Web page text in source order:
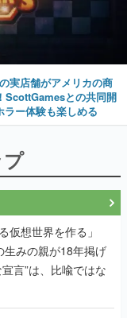
実店舗がアメリカの商
ScottGamesとの共同開
ー体験も楽しめる
仮想世界を作る」
みの親が18年掲げ
言”は、比喩ではな